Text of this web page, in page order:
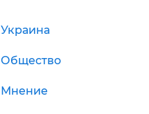
Украина
Общество
Мнение